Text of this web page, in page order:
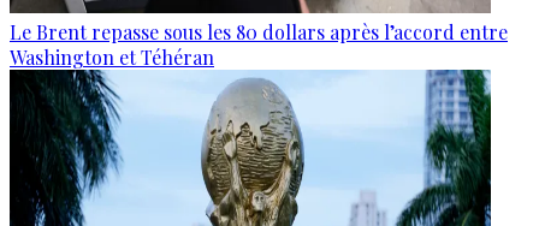
Le Brent repasse sous les 80 dollars après l’accord entre
Washington et Téhéran